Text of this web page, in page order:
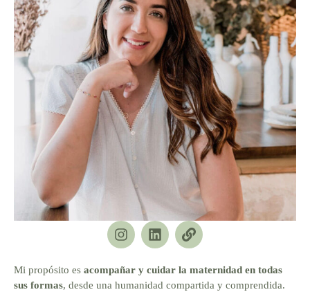
Mi propósito es acompañar y cuidar la maternidad en todas
sus formas, desde una humanidad compartida y comprendida.